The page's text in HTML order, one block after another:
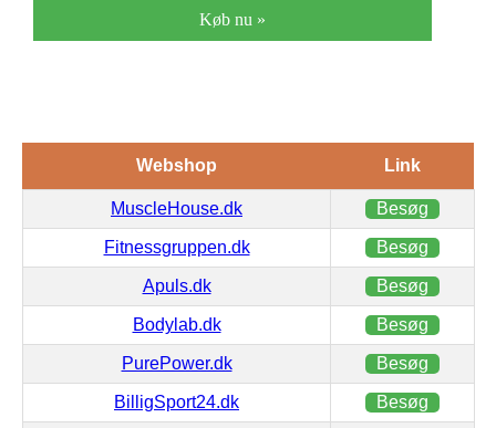
Køb nu »
Webshop Link
MuscleHouse.dk Besøg
Fitnessgruppen.dk Besøg
Apuls.dk Besøg
Bodylab.dk Besøg
PurePower.dk Besøg
BilligSport24.dk Besøg